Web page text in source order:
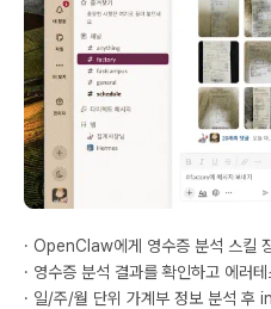
· OpenClaw에게 영수증 분석 스킬
· 영수증 분석 결과를 확인하고 에러
· 일/주/월 단위 가계부 정보 분석 후